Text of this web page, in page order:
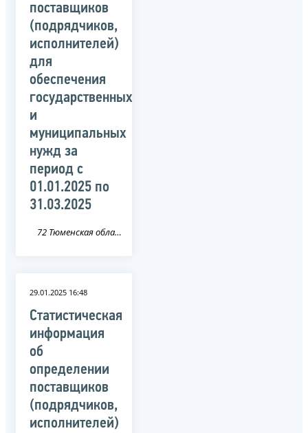
поставщиков
(подрядчиков,
исполнителей)
для
обеспечения
государственных
и
муниципальных
нужд за
период c
01.01.2025 по
31.03.2025
72 Тюменская область
29.01.2025 16:48
Статистическая
информация
об
определении
поставщиков
(подрядчиков,
исполнителей)